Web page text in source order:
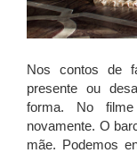
Nos contos de
presente ou
forma. No
novamente. O
mãe. Podemos